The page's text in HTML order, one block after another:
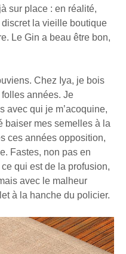
sur place : en réalité,
la vieille boutique
Le Gin a beau être bon,
Chez Iya, je bois
années. Je
avec qui je m’acoquine,
baiser mes semelles à la
ces années opposition,
Fastes, non pas en
qui est de la profusion,
avec le malheur
à la hanche du policier.